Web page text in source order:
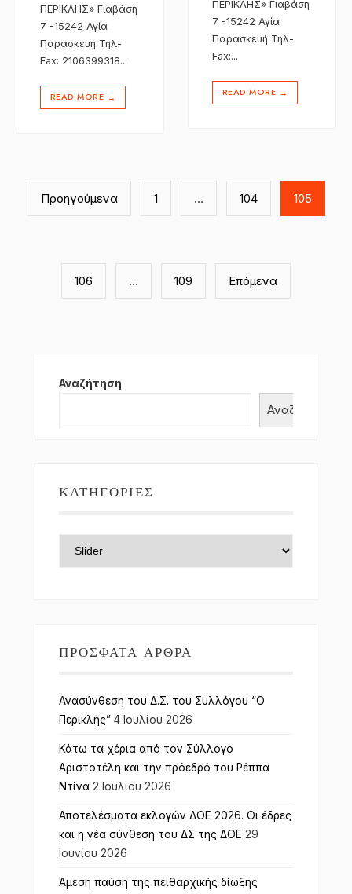
ΠΕΡΙΚΛΗΣ» Γιαβάση
7 -15242 Αγία
Παρασκευή Τηλ-
Fax: 2106399318...
READ MORE →
ΠΕΡΙΚΛΗΣ» Γιαβάση
7 -15242 Αγία
Παρασκευή Τηλ-
Fax:...
READ MORE →
Σελιδοποίηση
άρθρων
Προηγούμενα 1 … 104 105
106 … 109 Επόμενα
Αναζήτηση
Αναζήτηση
ΚΑΤΗΓΟΡΊΕΣ
Κατηγορίες
ΠΡΌΣΦΑΤΑ ΆΡΘΡΑ
Ανασύνθεση του Δ.Σ. του Συλλόγου “Ο
Περικλής” 4 Ιουλίου 2026
Κάτω τα χέρια από τον Σύλλογο
Αριστοτέλη και την πρόεδρό του Ρέππα
Ντίνα 2 Ιουλίου 2026
Αποτελέσματα εκλογών ΔΟΕ 2026. Οι έδρες
και η νέα σύνθεση του ΔΣ της ΔΟΕ 29
Ιουνίου 2026
Άμεση παύση της πειθαρχικής δίωξης